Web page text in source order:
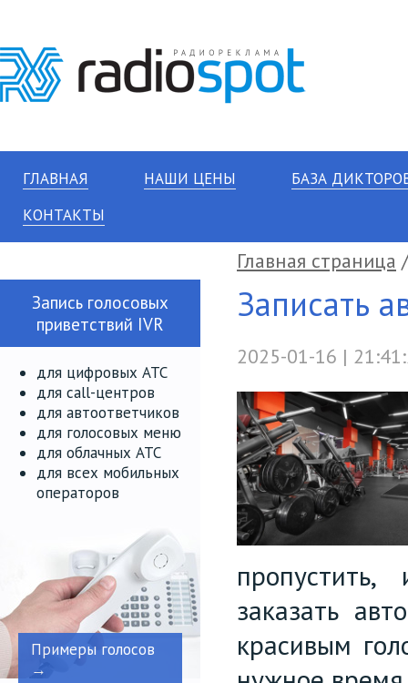
ГЛАВНАЯ НАШИ ЦЕНЫ
БАЗА
КОНТАКТЫ
Главная страница
Записать
2025-01-16 |
заказать
красивым
Запись голосовых
приветствий IVR
для цифровых АТС
для call-центров
для автоответчиков
для голосовых меню
для облачных АТС
для всех мобильных
операторов
Примеры голосов
→